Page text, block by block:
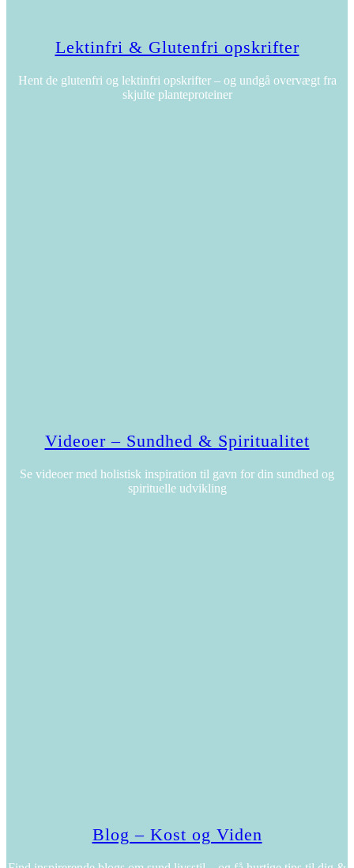
Lektinfri & Glutenfri opskrifter
Hent de glutenfri og lektinfri opskrifter – og undgå overvægt fra
skjulte planteproteiner
Videoer – Sundhed & Spiritualitet
Se videoer med holistisk inspiration til gavn for din sundhed og
spirituelle udvikling
Blog – Kost og Viden